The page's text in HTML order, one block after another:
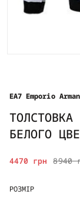
EA7 Emporio
ТОЛСТОВКА
БЕЛОГО
8940
4470 грн
РОЗМІР